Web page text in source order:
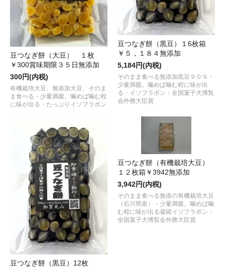
豆つなぎ餅（大豆） １枚
￥300賞味期限３５日無添加
300円(内税)
有機栽培大豆、無添加大豆、そのま
ま食べる・少量満腹。噛めば噛む程
に味が出る・たっぷりイソフラボン
豆つなぎ餅（黒豆）１6枚箱
￥５，１８４無添加
5,184円(内税)
そのまま食べる無添加黒豆９０％・
少量満腹。噛めば噛む程に味が出
る・イソフラボン：全国菓子大博覧
会外務大臣賞
豆つなぎ餅（黒豆）12枚
豆つなぎ餅（有機栽培大豆）
１２枚箱￥3942無添加
3,942円(内税)
そのまま食べる無添の有機栽培大豆
（石川県産）・少量満腹。噛めば噛
む程に味が出る凝縮イソフラボン：
全国菓子大博覧会外務大臣賞